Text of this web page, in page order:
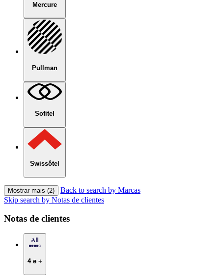
Mercure
Pullman
Sofitel
Swissôtel
Mostrar mais (2)
Back to search by Marcas
Skip search by Notas de clientes
Notas de clientes
4 e +